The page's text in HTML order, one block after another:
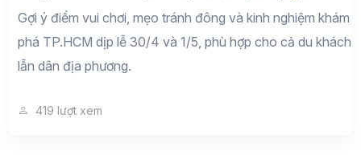
Gợi ý điểm vui chơi, mẹo tránh đông và kinh nghiệm khám
phá TP.HCM dịp lễ 30/4 và 1/5, phù hợp cho cả du khách
lẫn dân địa phương.
419 lượt xem